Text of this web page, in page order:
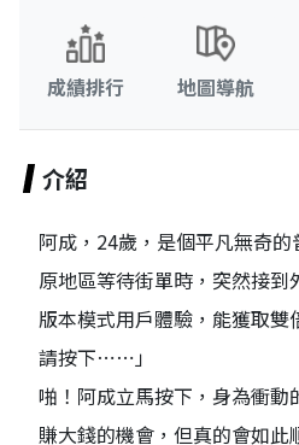
成績排行 地圖導航
介紹
阿成，24歲，是個平凡無奇
原地區等待街單時，突然接
版本模式用戶體驗，能獲取雙
請按下⋯⋯」
啪！阿成立馬按下，身為衝動
賺大錢的機會，但真的會如